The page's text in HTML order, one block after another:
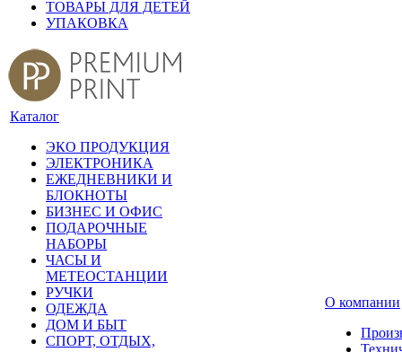
ТОВАРЫ ДЛЯ ДЕТЕЙ
УПАКОВКА
Каталог
ЭКО ПРОДУКЦИЯ
ЭЛЕКТРОНИКА
ЕЖЕДНЕВНИКИ И
БЛОКНОТЫ
БИЗНЕС И ОФИС
ПОДАРОЧНЫЕ
НАБОРЫ
ЧАСЫ И
МЕТЕОСТАНЦИИ
РУЧКИ
ОДЕЖДА
ДОМ И БЫТ
СПОРТ, ОТДЫХ,
О компании